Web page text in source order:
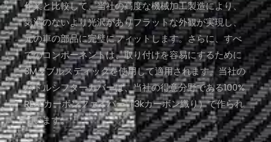
作業と比較して、当社の高度な機械加工製造により、
気泡のないより光沢がありフラットな外観が実現し、
元の車の部品に完璧にフィットします。さらに、すべ
てのコンポーネントは、取り付けを容易にするために
3Mダブルスティックを使用して適用されます。当社の
パドルシフターカバーは、当社の得意分野である100%
REALカーボンファイバー（3kカーボン織り）で作られ
ています。